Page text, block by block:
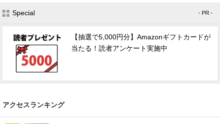
Special - PR -
【抽選で5,000円分】Amazonギフトカードが
当たる！読者アンケート実施中
アクセスランキング